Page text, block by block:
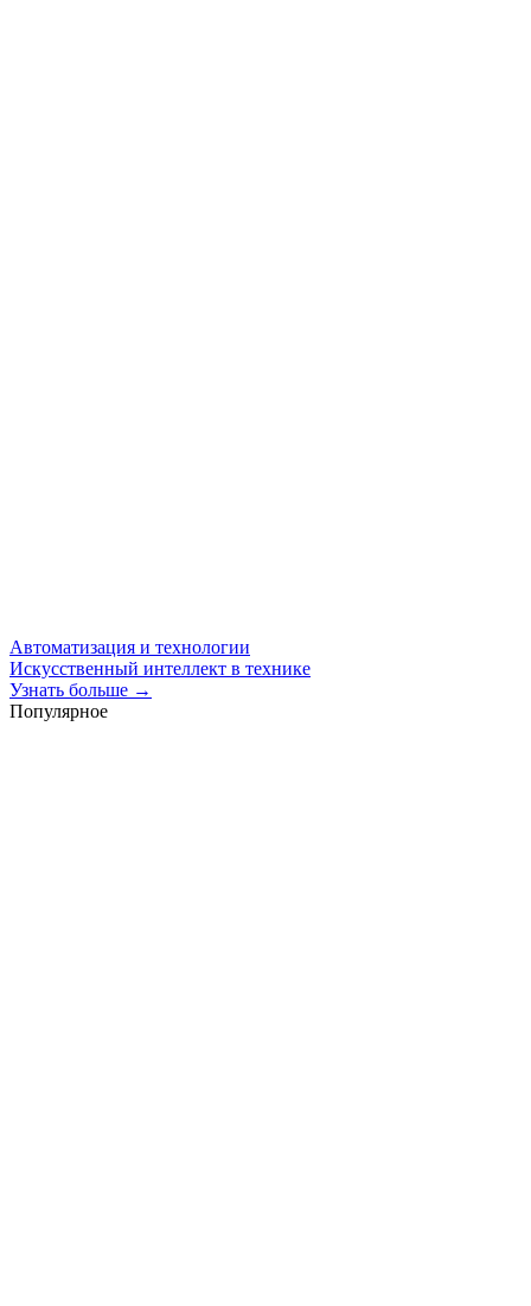
Автоматизация и технологии
Искусственный интеллект в технике
Узнать больше →
Популярное